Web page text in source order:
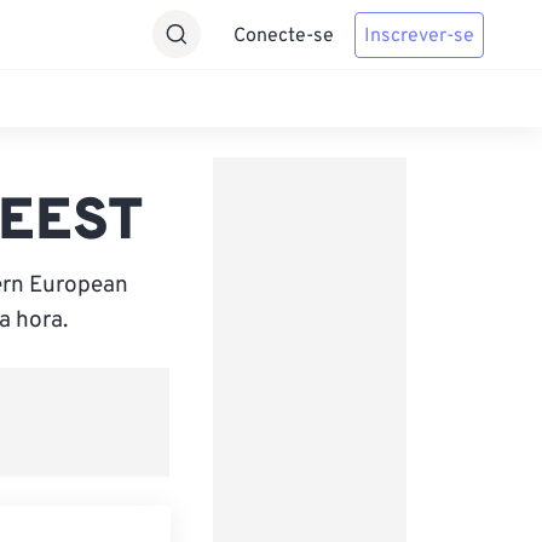
Conecte-se Inscrever-se
European
hora.